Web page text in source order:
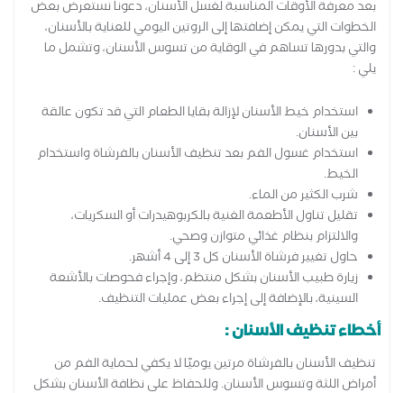
بعد معرفة الأوقات المناسبة لغسل الأسنان، دعونا نستعرض بعض
الخطوات التي يمكن إضافتها إلى الروتين اليومي للعناية بالأسنان،
والتي بدورها تساهم في الوقاية من تسوس الأسنان، وتشمل ما
يلي :
استخدام خيط الأسنان لإزالة بقايا الطعام التي قد تكون عالقة
بين الأسنان.
استخدام غسول الفم بعد تنظيف الأسنان بالفرشاة واستخدام
الخيط.
شرب الكثير من الماء.
تقليل تناول الأطعمة الغنية بالكربوهيدرات أو السكريات،
والالتزام بنظام غذائي متوازن وصحي.
حاول تغيير فرشاة الأسنان كل 3 إلى 4 أشهر.
زيارة طبيب الأسنان بشكل منتظم، وإجراء فحوصات بالأشعة
السينية، بالإضافة إلى إجراء بعض عمليات التنظيف.
أخطاء تنظيف الأسنان :
تنظيف الأسنان بالفرشاة مرتين يوميًا لا يكفي لحماية الفم من
أمراض اللثة وتسوس الأسنان. وللحفاظ على نظافة الأسنان بشكل